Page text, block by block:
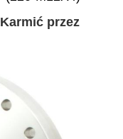
Karmić przez